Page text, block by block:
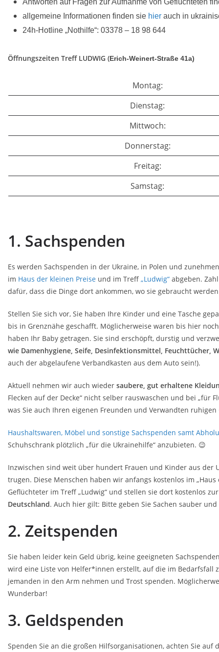
Antworten auf Fragen zur Aufnahme von Geflüchteten
allgemeine Informationen finden sie hier auch in
24h-Hotline „Nothilfe“: 03378 – 18 98 644
Öffnungszeiten Treff LUDWIG (Erich-Weinert-Straße 41a)
Montag:
Dienstag:
Mittwoch:
Donnerstag:
Freitag:
Samstag:
1. Sachspenden
Es werden Sachspenden in der Ukraine, in Polen und
im Haus der kleinen Preise und im Treff „Ludwig“ abgeben.
dafür, dass die Dinge dort ankommen, wo sie gebraucht
Stellen Sie sich vor, Sie haben Ihre Kinder und eine Tasche
bis in Grenznähe geschafft. Möglicherweise waren bis hier
haben Ihr Baby getragen. Sie sind erschöpft, durstig und
wie Damenhygiene, Seife, Desinfektionsmittel, Feuchttücher,
auch der abgelaufene Verbandkasten aus dem Auto sein!).
Aktuell nehmen wir auch wieder saubere, gut erhaltene
Flecken auf der Decke“ nicht selber rauswaschen und bei
was Sie auch Ihren eigenen Freunden und Verwandten
Haushaltswaren, Möbel und sonstige Sachspenden samt
Schuhschrank plötzlich „für die Ukrainehilfe“ anzubieten. 😉
Inzwischen sind weit über hundert Frauen und Kinder aus der
trugen. Diese Menschen haben wir anfangs kostenlos im
Geflüchteter im Treff „Ludwig“ und stellen sie dort kostenlos
Deutschland. Auch hier gilt: Bitte geben Sie Sachen sauber
2. Zeitspenden
Sie haben leider kein Geld übrig, keine geeigneten
wird eine Liste von Helfer*innen erstellt, auf die im
jemanden in den Arm nehmen und Trost spenden.
Wunderbar!
3. Geldspenden
Spenden Sie an die großen Hilfsorganisationen, achten Sie auf